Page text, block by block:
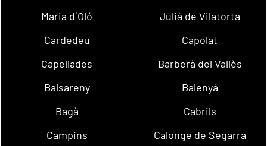
Maria d´Oló
Julià de Vilatorta
Cardedeu
Capolat
Capellades
Barberà del Vallès
Balsareny
Balenyà
Bagà
Cabrils
Campins
Calonge de Segarra